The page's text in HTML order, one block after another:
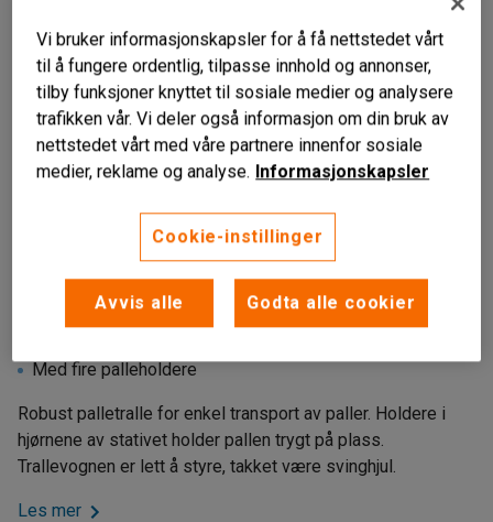
Liknende produkter
Til EUR-paller
Med fire palleholdere
Robust palletralle for enkel transport av paller. Holdere i
hjørnene av stativet holder pallen trygt på plass.
Trallevognen er lett å styre, takket være svinghjul.
Les mer
Vi bruker informasjonskapsler for å få nettstedet vårt
til å fungere ordentlig, tilpasse innhold og annonser,
tilby funksjoner knyttet til sosiale medier og analysere
trafikken vår. Vi deler også informasjon om din bruk av
nettstedet vårt med våre partnere innenfor sosiale
medier, reklame og analyse. Informasjonskapsler
Cookie-instillinger
Avvis alle Godta alle cookier